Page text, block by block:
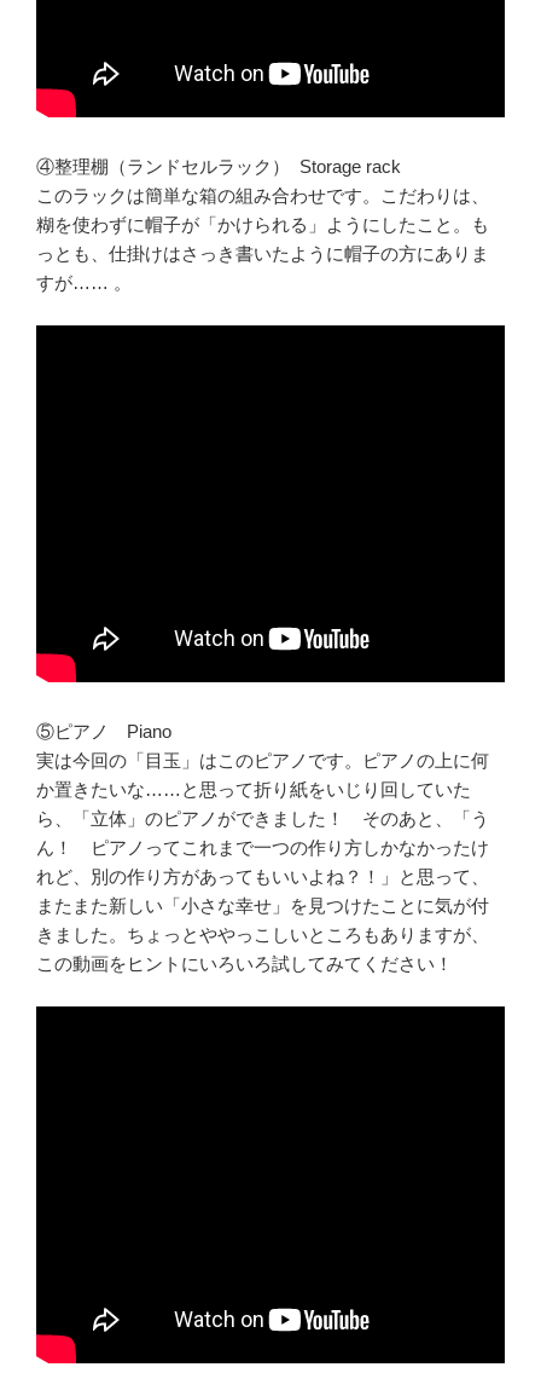
④整理棚（ランドセルラック） Storage rack
このラックは簡単な箱の組み合わせです。こだわりは、
糊を使わずに帽子が「かけられる」ようにしたこと。も
っとも、仕掛けはさっき書いたように帽子の方にありま
すが…… 。
⑤ピアノ Piano
実は今回の「目玉」はこのピアノです。ピアノの上に何
か置きたいな……と思って折り紙をいじり回していた
ら、「立体」のピアノができました！ そのあと、「う
ん！ ピアノってこれまで一つの作り方しかなかったけ
れど、別の作り方があってもいいよね？！」と思って、
またまた新しい「小さな幸せ」を見つけたことに気が付
きました。ちょっとややっこしいところもありますが、
この動画をヒントにいろいろ試してみてください！